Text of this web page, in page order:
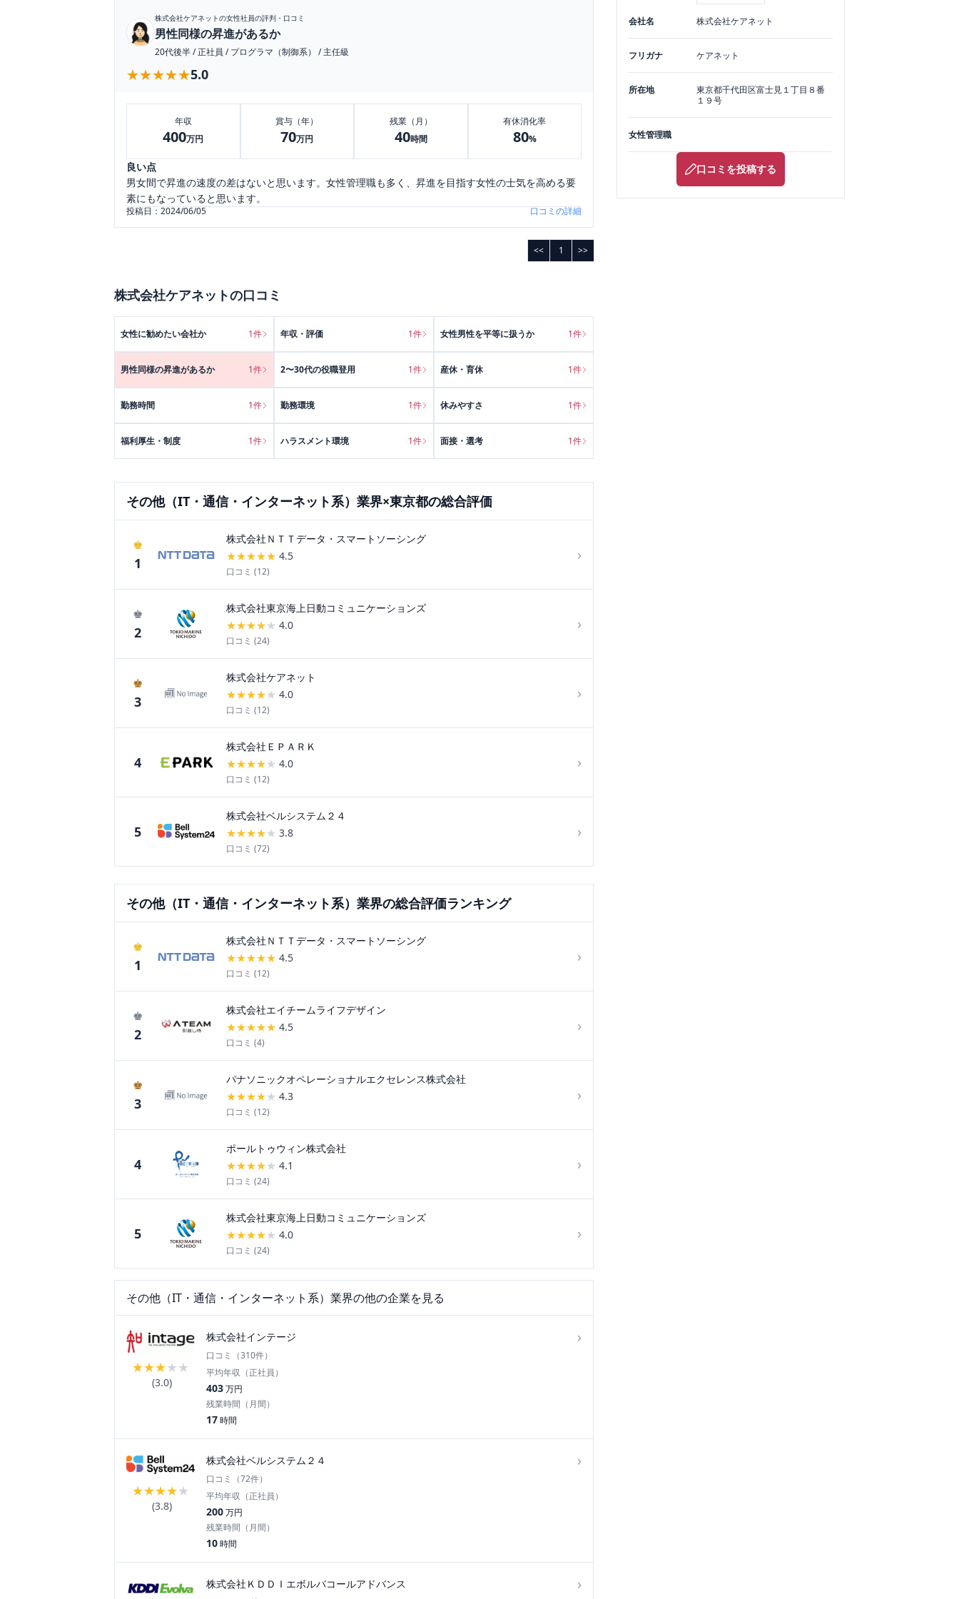
株式会社ケアネットの女性社員の評判・口コミ
男性同様の昇進があるか
20代後半/正社員 /プログラマ（制御系） /主任級
★★★★★
★★★★★5.0
年収
400万円
賞与（年）
70万円
残業（月）
40時間
有休消化率
80%
良い点
男女間で昇進の速度の差はないと思います。女性管理職も多く、昇進を目指す女性の士気を高める要
素にもなっていると思います。
投稿日：2024/06/05 口コミの詳細
<< 1 >>
株式会社ケアネットの口コミ
女性に勧めたい会社か 1件 年収・評価 1件 女性男性を平等に扱うか 1件
男性同様の昇進があるか 1件 2〜30代の役職登用 1件 産休・育休 1件
勤務時間 1件 勤務環境 1件 休みやすさ 1件
福利厚生・制度 1件 ハラスメント環境 1件 面接・選考 1件
その他（IT・通信・インターネット系） 業界×東京都の総合評価
♚
1
株式会社ＮＴＴデータ・スマートソーシング
★★★★★ 4.5
口コミ (12)
›
♚
2
株式会社東京海上日動コミュニケーションズ
★★★★★ 4.0
口コミ (24)
›
♚
3
株式会社ケアネット
★★★★★ 4.0
口コミ (12)
›
4
株式会社ＥＰＡＲＫ
★★★★★ 4.0
口コミ (12)
›
5
株式会社ベルシステム２４
★★★★★ 3.8
口コミ (72)
›
その他（IT・通信・インターネット系） 業界の総合評価ランキング
♚
1
株式会社ＮＴＴデータ・スマートソーシング
★★★★★ 4.5
口コミ (12)
›
♚
2
株式会社エイチームライフデザイン
★★★★★ 4.5
口コミ (4)
›
♚
3
パナソニックオペレーショナルエクセレンス株式会社
★★★★★ 4.3
口コミ (12)
›
4
ポールトゥウィン株式会社
★★★★★ 4.1
口コミ (24)
›
5
株式会社東京海上日動コミュニケーションズ
★★★★★ 4.0
口コミ (24)
›
その他（IT・通信・インターネット系） 業界の他の企業を見る
★★★★★
(3.0)
株式会社インテージ ›
口コミ（310件）
平均年収（正社員）
403万円
残業時間（月間）
17時間
★★★★★
(3.8)
株式会社ベルシステム２４ ›
口コミ（72件）
平均年収（正社員）
200万円
残業時間（月間）
10時間
株式会社ＫＤＤＩエボルバコールアドバンス ›
会社名 株式会社ケアネット
フリガナ ケアネット
所在地 東京都千代田区富士見１丁目８番
１９号
女性管理職
口コミを投稿する